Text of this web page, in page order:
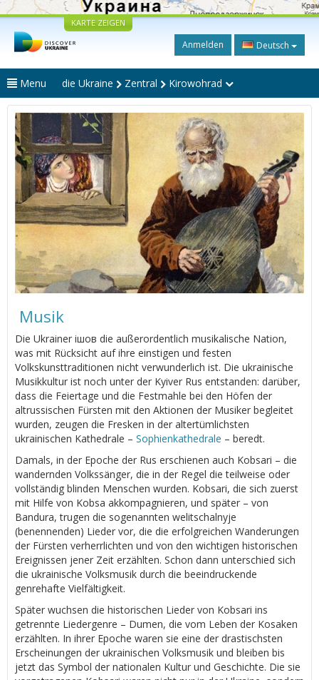
KARTE ZEIGEN
Anmelden Deutsch
Menu die Ukraine Zentral Kirowohrad
Musik
Die Ukrainer ішов die außerordentlich musikalische Nation,
was mit Rücksicht auf ihre einstigen und festen
Volkskunsttraditionen nicht verwunderlich ist. Die ukrainische
Musikkultur ist noch unter der Kyiver Rus entstanden: darüber,
dass die Feiertage und die Festmahle bei den Höfen der
altrussischen Fürsten mit den Aktionen der Musiker begleitet
wurden, zeugen die Fresken in der altertümlichsten
ukrainischen Kathedrale – Sophienkathedrale – beredt.
Damals, in der Epoche der Rus erschienen auch Kobsari – die
wandernden Volkssänger, die in der Regel die teilweise oder
vollständig blinden Menschen wurden. Kobsari, die sich zuerst
mit Hilfe von Kobsa akkompagnieren, und später – von
Bandura, trugen die sogenannten welitschalnyje
(benennenden) Lieder vor, die die erfolgreichen Wanderungen
der Fürsten verherrlichten und von den wichtigen historischen
Ereignissen jener Zeit erzählten. Schon dann unterschied sich
die ukrainische Volksmusik durch die beeindruckende
genrehafte Vielfältigkeit.
Später wuchsen die historischen Lieder von Kobsari ins
getrennte Liedergenre – Dumen, die vom Leben der Kosaken
erzählten. In ihrer Epoche waren sie eine der drastischsten
Erscheinungen der ukrainischen Volksmusik und bleiben bis
jetzt das Symbol der nationalen Kultur und Geschichte. Die sie